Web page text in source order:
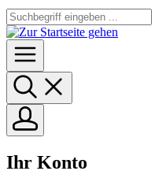
Ihr Konto